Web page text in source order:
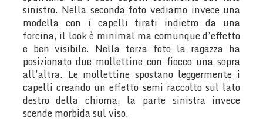
sinistro. Nella seconda foto vediamo invece una
modella con i capelli tirati indietro da una
forcina, il look è minimal ma comunque d’effetto
e ben visibile. Nella terza foto la ragazza ha
posizionato due mollettine con fiocco una sopra
all’altra. Le mollettine spostano leggermente i
capelli creando un effetto semi raccolto sul lato
destro della chioma, la parte sinistra invece
scende morbida sul viso.